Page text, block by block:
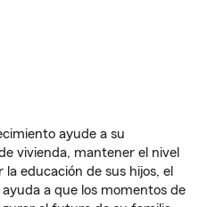
ayude a su
vivienda, mantener el nivel
educación de sus hijos, el
a que los momentos de